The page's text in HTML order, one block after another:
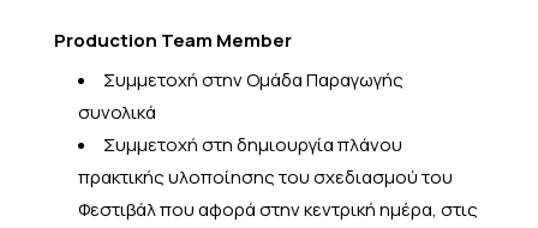
Production Team Member
Συμμετοχή στην Ομάδα Παραγωγής
συνολικά
Συμμετοχή στη δημιουργία πλάνου
πρακτικής υλοποίησης του σχεδιασμού του
Φεστιβάλ που αφορά στην κεντρική ημέρα, στις